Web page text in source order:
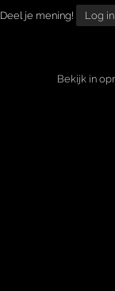
Deel je mening! Log in
Bekijk in